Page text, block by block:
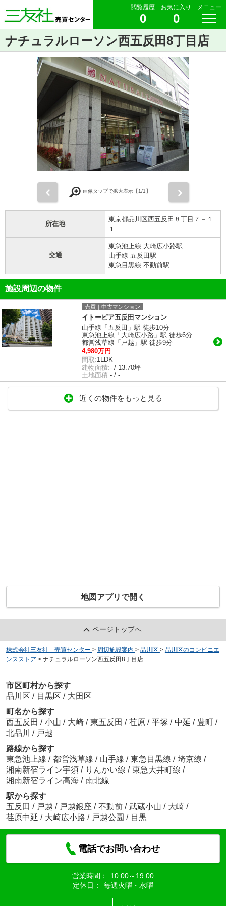
閲覧履歴
0
お気に入り
0
メニュー
ナチュラルローソン西五反田8丁目店
画像タップで拡大表示【1/1】
所在地
東京都品川区西五反田８丁目７－１
１
交通
東急池上線 大崎広小路駅
山手線 五反田駅
東急目黒線 不動前駅
施設周辺の物件
売買｜中古マンション
イトーピア五反田マンション
山手線「五反田」駅 徒歩10分
東急池上線「大崎広小路」駅 徒歩6分
都営浅草線「戸越」駅 徒歩9分
4,980万円
間取:1LDK
建物面積:- / 13.70坪
土地面積:- / -
近くの物件をもっと見る
地図アプリで開く
ページトップへ
株式会社三友社 売買センター > 周辺施設案内 > 品川区 > 品川区のコンビニエ
ンスストア > ナチュラルローソン西五反田8丁目店
市区町村から探す
品川区 / 目黒区 / 大田区
町名から探す
西五反田 / 小山 / 大崎 / 東五反田 / 荏原 / 平塚 / 中延 / 豊町 /
北品川 / 戸越
路線から探す
東急池上線 / 都営浅草線 / 山手線 / 東急目黒線 / 埼京線 /
湘南新宿ライン宇須 / りんかい線 / 東急大井町線 /
湘南新宿ライン高海 / 南北線
駅から探す
五反田 / 戸越 / 戸越銀座 / 不動前 / 武蔵小山 / 大崎 /
荏原中延 / 大崎広小路 / 戸越公園 / 目黒
電話でお問い合わせ
営業時間：
10:00～19:00
定休日：
毎週火曜・水曜